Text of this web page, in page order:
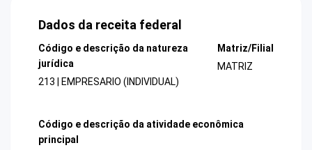
Dados da receita federal
Código e descrição da natureza
jurídica
213 | EMPRESARIO (INDIVIDUAL)
Matriz/Filial
MATRIZ
Código e descrição da atividade econômica
principal